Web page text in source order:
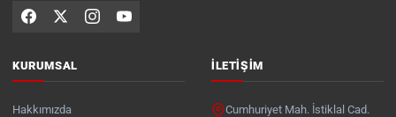
KURUMSAL
Hakkımızda
İLETIŞIM
Cumhuriyet Mah. İstiklal Cad.